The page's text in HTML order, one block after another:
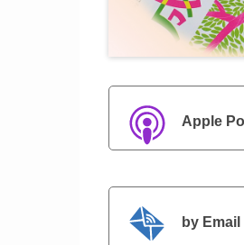
Apple
by Email